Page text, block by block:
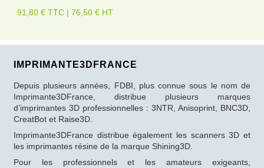
91,80 € TTC | 76,50 € HT
IMPRIMANTE3DFRANCE
Depuis plusieurs années, FDBI, plus connue sous le nom de
Imprimante3DFrance, distribue plusieurs marques
d’imprimantes 3D professionnelles : 3NTR, Anisoprint, BNC3D,
CreatBot et Raise3D.
Imprimante3DFrance distribue également les scanners 3D et
les imprimantes résine de la marque Shining3D.
Pour les professionnels et les amateurs exigeants,